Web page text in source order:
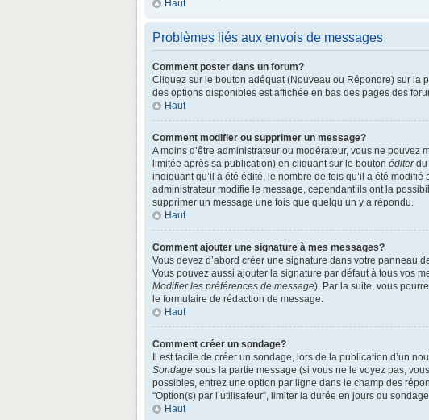
Haut
Problèmes liés aux envois de messages
Comment poster dans un forum?
Cliquez sur le bouton adéquat (Nouveau ou Répondre) sur la
des options disponibles est affichée en bas des pages des
Haut
Comment modifier ou supprimer un message?
A moins d’être administrateur ou modérateur, vous ne
limitée après sa publication) en cliquant sur le bouton éditerdu
indiquant qu’il a été édité, le nombre de fois qu’il a été
administrateur modifie le message, cependant ils ont la
supprimer un message une fois que quelqu’un y a répondu.
Haut
Comment ajouter une signature à mes messages?
Vous devez d’abord créer une signature dans votre panneau
Vous pouvez aussi ajouter la signature par défaut à tous vos
Modifier les préférences de message). Par la suite, vous
le formulaire de rédaction de message.
Haut
Comment créer un sondage?
Il est facile de créer un sondage, lors de la publication d’un
Sondage sous la partie message (si vous ne le voyez pas,
possibles, entrez une option par ligne dans le champ des
“Option(s) par l’utilisateur”, limiter la durée en jours du
Haut